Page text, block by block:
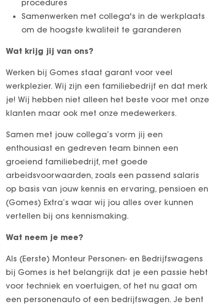
procedures
Samenwerken met collega's in de werkplaats
om de hoogste kwaliteit te garanderen
Wat krijg jij van ons?
Werken bij Gomes staat garant voor veel
werkplezier. Wij zijn een familiebedrijf en dat merk
je! Wij hebben niet alleen het beste voor met onze
klanten maar ook met onze medewerkers.
Samen met jouw collega’s vorm jij een
enthousiast en gedreven team binnen een
groeiend familiebedrijf, met goede
arbeidsvoorwaarden, zoals een passend salaris
op basis van jouw kennis en ervaring, pensioen en
(Gomes) Extra’s waar wij jou alles over kunnen
vertellen bij ons kennismaking.
Wat neem je mee?
Als (Eerste) Monteur Personen- en Bedrijfswagens
bij Gomes is het belangrijk dat je een passie hebt
voor techniek en voertuigen, of het nu gaat om
een personenauto of een bedrijfswagen. Je bent